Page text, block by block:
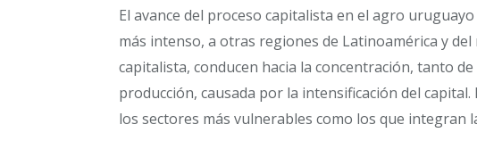
El avance del proceso capitalista en el agro
más intenso, a otras regiones de Latinoamérica y
capitalista, conducen hacia la concentración, tanto
producción, causada por la intensificación del
los sectores más vulnerables como los que integran